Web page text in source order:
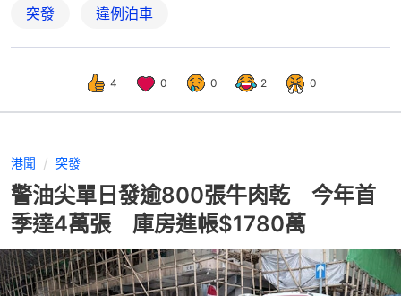
突發 違例泊車
4 0 0 2 0
港聞 突發
警油尖單日發逾800張牛肉乾 今年首
季達4萬張 庫房進帳$1780萬